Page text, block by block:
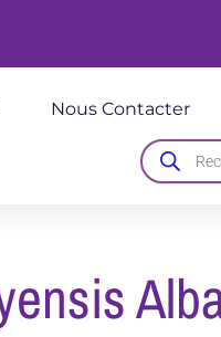
Nous Contacter
de
produits